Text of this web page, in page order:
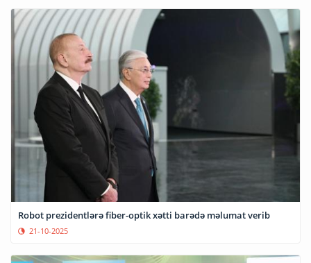
Robot prezidentlərə fiber-optik xətti barədə məlumat verib
21-10-2025